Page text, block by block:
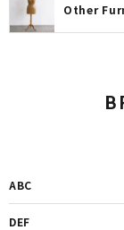
Other
ABC
DEF